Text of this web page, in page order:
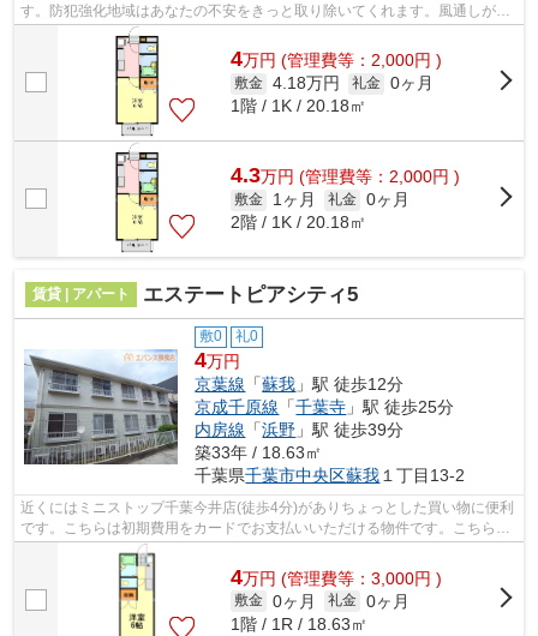
す。防犯強化地域はあなたの不安をきっと取り除いてくれます。風通しが良
く、熱がこもりにくいので、室内が暑...
4万円 (管理費等：2,000円 )
敷金 4.18万円 礼金 0ヶ月
1階 / 1K / 20.18㎡
4.3万円 (管理費等：2,000円 )
敷金 1ヶ月 礼金 0ヶ月
2階 / 1K / 20.18㎡
賃貸 | アパート エステートピアシティ5
敷0 礼0
4万円
京葉線 「蘇我 」駅 徒歩12分
京成千原線 「千葉寺 」駅 徒歩25分
内房線 「浜野 」駅 徒歩39分
築33年 / 18.63㎡
千葉県千葉市中央区蘇我１丁目13-2
近くにはミニストップ千葉今井店(徒歩4分)がありちょっとした買い物に便利
です。こちらは初期費用をカードでお支払いいただける物件です。こちらは
自走式駐車場付きの物件です。「エス...
4万円 (管理費等：3,000円 )
敷金 0ヶ月 礼金 0ヶ月
1階 / 1R / 18.63㎡